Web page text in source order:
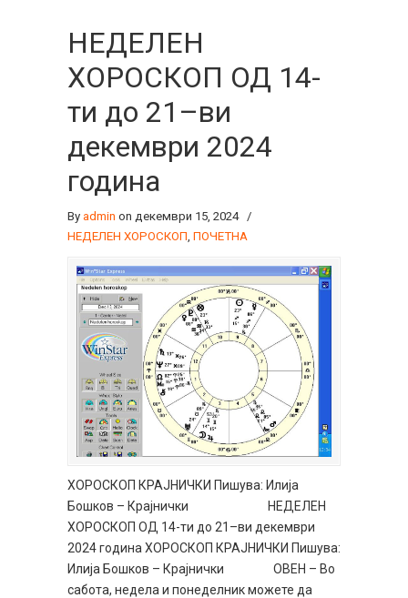
НЕДЕЛЕН
ХОРОСКОП ОД 14-
ти до 21–ви
декември 2024
година
By admin on декември 15, 2024 /
НЕДЕЛЕН ХОРОСКОП, ПОЧЕТНА
ХОРОСКОП КРАЈНИЧКИ Пишува: Илија
Бошков – Крајнички НЕДЕЛЕН
ХОРОСКОП ОД 14-ти до 21–ви декември
2024 година ХОРОСКОП КРАЈНИЧКИ Пишува:
Илија Бошков – Крајнички ОВЕН – Во
сабота, недела и понеделник можете да